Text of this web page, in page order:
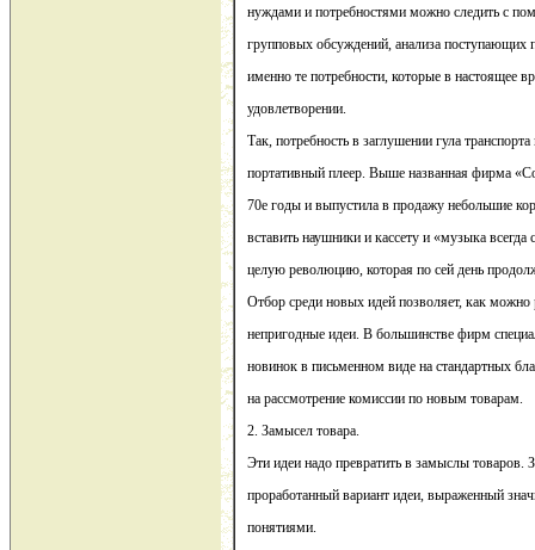
нуждами и потребностями можно следить с
групповых обсуждений, анализа поступающих
именно те потребности, которые в настоящее
удовлетворении.
Так, потребность в заглушении гула
портативный плеер. Выше названная фирма
70е годы и выпустила в продажу небольшие
вставить наушники и кассету и «музыка
целую революцию, которая по сей день
Отбор среди новых идей позволяет, как можно
непригодные идеи. В большинстве фирм
новинок в письменном виде на стандартных
на рассмотрение комиссии по новым товарам.
2. Замысел товара.
Эти идеи надо превратить в замыслы товаров.
проработанный вариант идеи, выраженный
понятиями.